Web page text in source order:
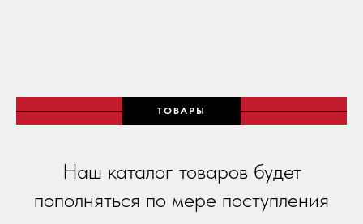
ТОВАРЫ
Наш каталог товаров будет
пополняться по мере поступления